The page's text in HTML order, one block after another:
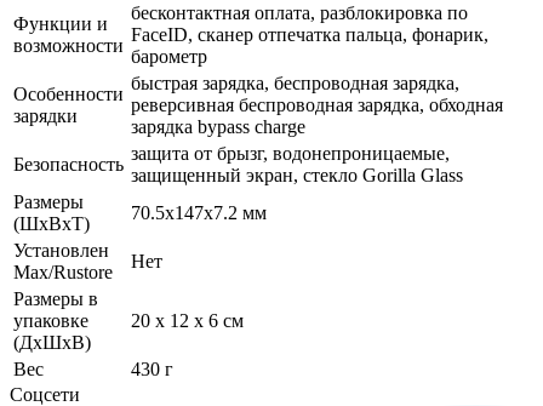
Функции и
возможности
бесконтактная оплата, разблокировка по
FaceID, сканер отпечатка пальца, фонарик,
барометр
Особенности
зарядки
быстрая зарядка, беспроводная зарядка,
реверсивная беспроводная зарядка, обходная
зарядка bypass charge
Безопасность
защита от брызг, водонепроницаемые,
защищенный экран, cтекло Gorilla Glass
Размеры
(ШхВхТ)
70.5x147x7.2 мм
Установлен
Max/Rustore
Нет
Размеры в
упаковке
(ДхШхВ)
20 x 12 x 6 см
Вес
430 г
Соцсети